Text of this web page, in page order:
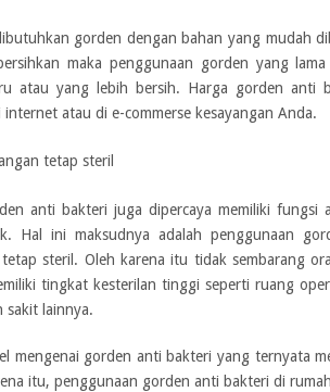
gorden dengan bahan yang mudah
maka penggunaan gorden yang
atau yang lebih bersih. Harga gorden anti
atau di e-commerse kesayangan Anda.
tetap steril
anti bakteri juga dipercaya memiliki fungsi
Hal ini maksudnya adalah penggunaan
steril. Oleh karena itu tidak sembarang
tingkat kesterilan tinggi seperti ruang
sakit lainnya.
mengenai gorden anti bakteri yang ternyata
itu, penggunaan gorden anti bakteri di